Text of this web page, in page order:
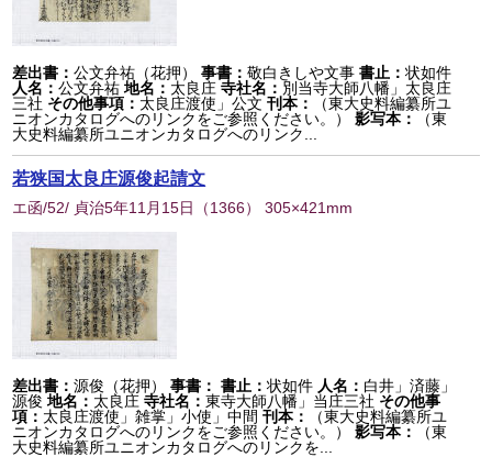
差出書：公文弁祐（花押） 事書：敬白きしや文事書止：状如件
人名：公文弁祐 地名： 太良庄 寺社名： 別当寺大師八幡」太良庄
三社 その他事項： 太良庄渡使」公文刊本：
（東大史料編纂所ユ
ニオンカタログへのリンクをご参照ください。）
影写本：
（東
大史料編纂所ユニオンカタログへのリンク...
若狭国太良庄源俊起請文
エ函/52/ 貞治5年11月15日 （1366） 305×421mm
差出書：源俊（花押） 事書： 書止：状如件 人名： 白井」済藤」
源俊 地名： 太良庄 寺社名：東寺大師八幡」当庄三社 その他事
項： 太良庄渡使」雑掌」小使」中間刊本：
（東大史料編纂所ユ
ニオンカタログへのリンクをご参照ください。）
影写本：
（東
大史料編纂所ユニオンカタログへのリンクを...